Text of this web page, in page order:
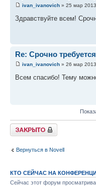
ivan_ivanovich » 25 мар
Здравствуйте всем!
Re: Срочно
ivan_ivanovich » 26 мар
Всем спасибо! Тему
Закрыто
Вернуться в Novell
КТО СЕЙЧАС НА
Сейчас этот форум